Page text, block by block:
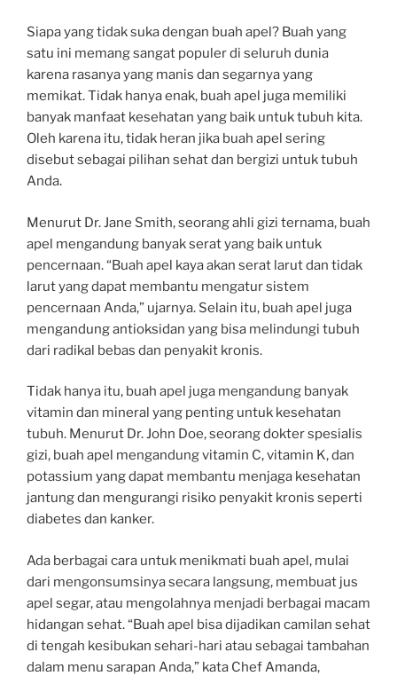
Siapa yang tidak suka dengan buah apel? Buah yang
satu ini memang sangat populer di seluruh dunia
karena rasanya yang manis dan segarnya yang
memikat. Tidak hanya enak, buah apel juga memiliki
banyak manfaat kesehatan yang baik untuk tubuh kita.
Oleh karena itu, tidak heran jika buah apel sering
disebut sebagai pilihan sehat dan bergizi untuk tubuh
Anda.
Menurut Dr. Jane Smith, seorang ahli gizi ternama, buah
apel mengandung banyak serat yang baik untuk
pencernaan. “Buah apel kaya akan serat larut dan tidak
larut yang dapat membantu mengatur sistem
pencernaan Anda,” ujarnya. Selain itu, buah apel juga
mengandung antioksidan yang bisa melindungi tubuh
dari radikal bebas dan penyakit kronis.
Tidak hanya itu, buah apel juga mengandung banyak
vitamin dan mineral yang penting untuk kesehatan
tubuh. Menurut Dr. John Doe, seorang dokter spesialis
gizi, buah apel mengandung vitamin C, vitamin K, dan
potassium yang dapat membantu menjaga kesehatan
jantung dan mengurangi risiko penyakit kronis seperti
diabetes dan kanker.
Ada berbagai cara untuk menikmati buah apel, mulai
dari mengonsumsinya secara langsung, membuat jus
apel segar, atau mengolahnya menjadi berbagai macam
hidangan sehat. “Buah apel bisa dijadikan camilan sehat
di tengah kesibukan sehari-hari atau sebagai tambahan
dalam menu sarapan Anda,” kata Chef Amanda,